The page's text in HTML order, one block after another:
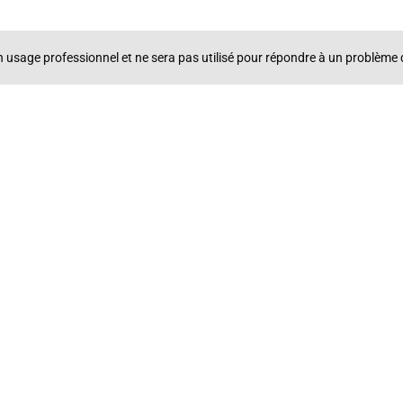
usage professionnel et ne sera pas utilisé pour répondre à un